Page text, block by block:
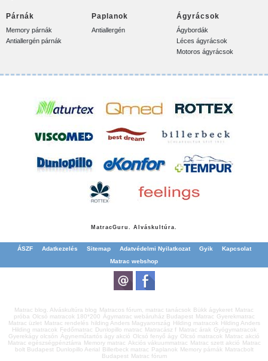
Párnák
Memory párnák
Antiallergén párnák
Paplanok
Antiallergén
Ágyrácsok
Ágybordák
Léces ágyrácsok
Motoros ágyrácsok
MatracGuru. Alváskultúra.
ÁSZF Adatkezelés Sitemap Adatvédelmi Nyilatkozat Gyik
Kapcsolat
Matrac webshop
Matrac blog. Alváskultúra blog Matracos fórum, matrac tanácsok Bükk ágykeret Matrac
próba Olcsó matracok 180*200 Ágymatrac webáruház Budapest Matrac Gyerekmatrac
Matrac üzlet Matrac rendelés hilding Anders Magyarország Hilding matracok Hilding Anders
Hilding matracok Fedőmatrac Dunlopillo matrac Matracász f Matrac árak Gyógymatracok
Gyerekágy olcsón Ágyneműtartós ágy akció Olcsó fenyő ágy Olcsó matracok Matrac akció
Matrac egészségpénztárra Memory matrac Akciós vákuummatrac Matrac szett akció Matrac
bolt Budapest Dunlopillo Aerial Billerbeck matrac Paplanok Memory párnák Matracbolt
Budapest Matrac fórum